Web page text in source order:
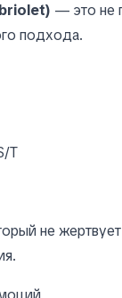
— это не
подхода.
T
не